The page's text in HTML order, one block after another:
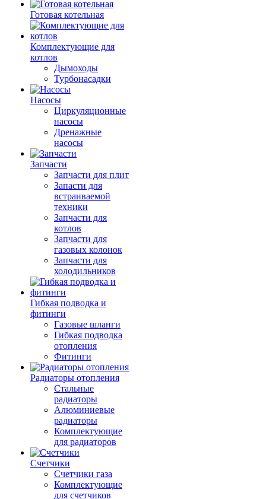
Готовая котельная
Комплектующие для
котлов
Дымоходы
Турбонасадки
Насосы
Циркуляционные
насосы
Дренажные
насосы
Запчасти
Запчасти для плит
Запасти для
встраиваемой
техники
Запчасти для
котлов
Запчасти для
газовых колонок
Запчасти для
холодильников
Гибкая подводка и
фитинги
Газовые шланги
Гибкая подводка
отопления
Фитинги
Радиаторы отопления
Стальные
радиаторы
Алюминиевые
радиаторы
Комплектующие
для радиаторов
Счетчики
Счетчики газа
Комплектующие
для счетчиков